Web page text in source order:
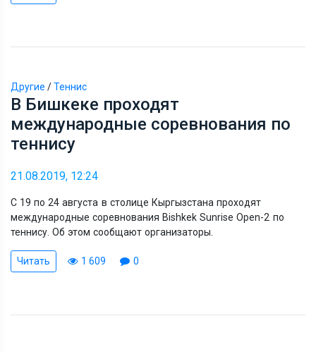
Другие /Теннис
В Бишкеке проходят
международные соревнования по
теннису
21.08.2019, 12:24
С 19 по 24 августа в столице Кыргызстана проходят
международные соревнования Bishkek Sunrise Open-2 по
теннису. Об этом сообщают организаторы.
Читать 1 609 0